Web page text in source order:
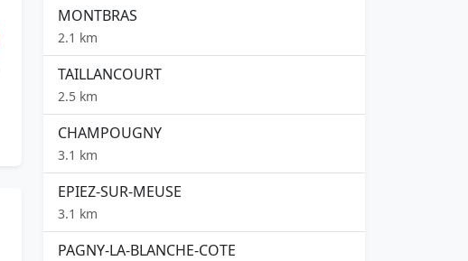
MONTBRAS
2.1 km
TAILLANCOURT
2.5 km
CHAMPOUGNY
3.1 km
EPIEZ-SUR-MEUSE
3.1 km
PAGNY-LA-BLANCHE-COTE